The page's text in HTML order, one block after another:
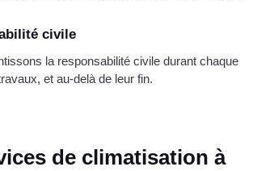
civile
la responsabilité civile durant chaque
et au-delà de leur fin.
de climatisation à